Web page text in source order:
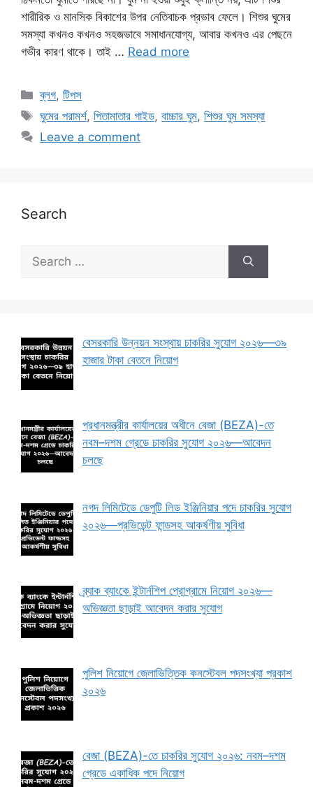
শারীরিক ও মানসিক বিকাশের উপর নেতিবাচক প্রভাব ফেলে। শিশুর ঘুমের
সমস্যা কখনও কখনও সহজভাবে সমাধানযোগ্য, আবার কখনও এর পেছনে
গভীর কারণ থাকে। তাই … Read more
Categories
ব্লগ,টিপস
Tags
ঘুমের পরামর্শ,পিতামাতার গাইড,বাচ্চার ঘুম,শিশুর ঘুম সমস্যা
Leave a comment
Search
for:
বেসরকারি উন্নয়ন সংস্থায় চাকরির সুযোগ ২০২৬—৩৯
হাজার টাকা বেতনে নিয়োগ
প্রধানমন্ত্রীর কার্যালয়ের অধীনে বেজা (BEZA)-তে
নবম–দশম গ্রেডে চাকরির সুযোগ ২০২৬—আবেদন
চলছে
নগদ লিমিটেডে ডেপুটি লিড ইঞ্জিনিয়ার পদে চাকরির সুযোগ
২০২৬—প্রভিডেন্ট ফান্ডসহ আকর্ষণীয় সুবিধা
ব্র্যাক ব্যাংকে ইন্টার্নশিপ প্রোগ্রামে নিয়োগ ২০২৬—
অভিজ্ঞতা ছাড়াই আবেদন করার সুযোগ
পুলিশ নিয়োগে জেলাভিত্তিক কনস্টেবল পদসংখ্যা প্রকাশ
২০২৬
বেজা (BEZA)-তে চাকরির সুযোগ ২০২৬: নবম–দশম
গ্রেডে একাধিক পদে নিয়োগ